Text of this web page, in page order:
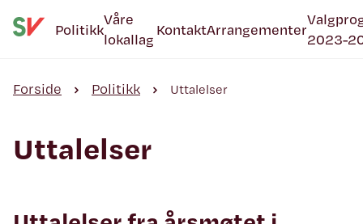
Politikk
Våre
lokallag
KontaktArrangementer
2023-
Forside Politikk Uttalelser
Uttalelser